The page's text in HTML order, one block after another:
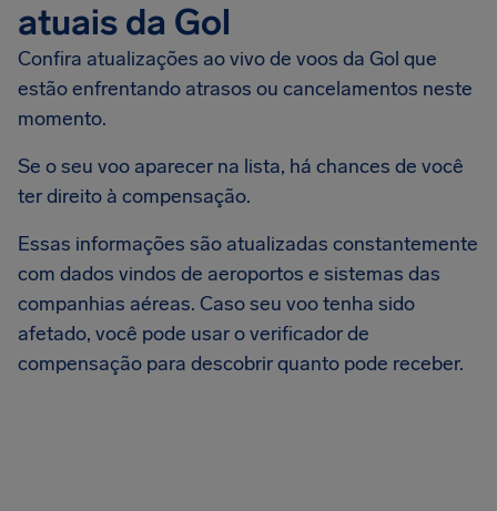
atuais da Gol
Confira atualizações ao vivo de voos da Gol que
estão enfrentando atrasos ou cancelamentos neste
momento.
Se o seu voo aparecer na lista, há chances de você
ter direito à compensação.
Essas informações são atualizadas constantemente
com dados vindos de aeroportos e sistemas das
companhias aéreas. Caso seu voo tenha sido
afetado, você pode usar o verificador de
compensação para descobrir quanto pode receber.